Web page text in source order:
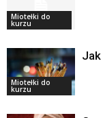
Miotełki do
kurzu
Miotełki do
kurzu